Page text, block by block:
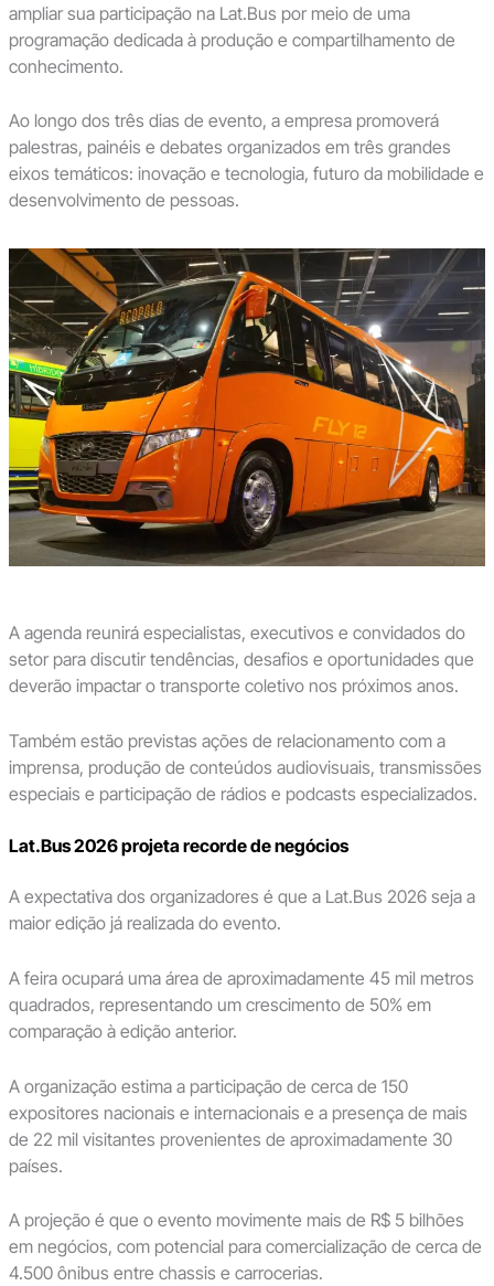
ampliar sua participação na Lat.Bus por meio de uma
programação dedicada à produção e compartilhamento de
conhecimento.
Ao longo dos três dias de evento, a empresa promoverá
palestras, painéis e debates organizados em três grandes
eixos temáticos: inovação e tecnologia, futuro da mobilidade e
desenvolvimento de pessoas.
A agenda reunirá especialistas, executivos e convidados do
setor para discutir tendências, desafios e oportunidades que
deverão impactar o transporte coletivo nos próximos anos.
Também estão previstas ações de relacionamento com a
imprensa, produção de conteúdos audiovisuais, transmissões
especiais e participação de rádios e podcasts especializados.
Lat.Bus 2026 projeta recorde de negócios
A expectativa dos organizadores é que a Lat.Bus 2026 seja a
maior edição já realizada do evento.
A feira ocupará uma área de aproximadamente 45 mil metros
quadrados, representando um crescimento de 50% em
comparação à edição anterior.
A organização estima a participação de cerca de 150
expositores nacionais e internacionais e a presença de mais
de 22 mil visitantes provenientes de aproximadamente 30
países.
A projeção é que o evento movimente mais de R$ 5 bilhões
em negócios, com potencial para comercialização de cerca de
4.500 ônibus entre chassis e carrocerias.